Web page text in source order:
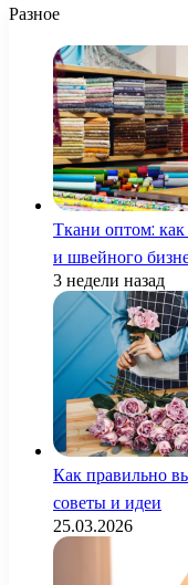
Разное
Ткани оптом:
и швейного
3 недели назад
Как правильно
советы и идеи
25.03.2026